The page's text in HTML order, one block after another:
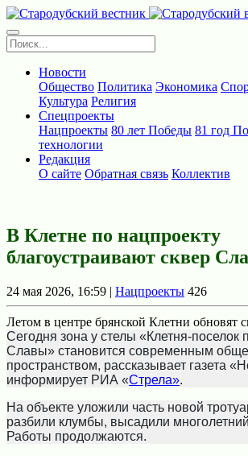
Новости
Общество Политика Экономика
Культура Религия
Спецпроекты
Нацпроекты 80 лет Победы 81 год
технологии
Редакция
О сайте Обратная связь Коллектив
В Клетне по нацпроекту
благоустраивают сквер
24 мая 2026, 16:59 | Нацпроекты 426
Летом в центре брянской Клетни обновят
Сегодня зона у стелы «Клетня-поселок
Славы» становится современным
пространством, рассказывает газета
информирует РИА «Стрела».
На объекте уложили часть новой
разбили клумбы, высадили многолетний
Работы продолжаются.